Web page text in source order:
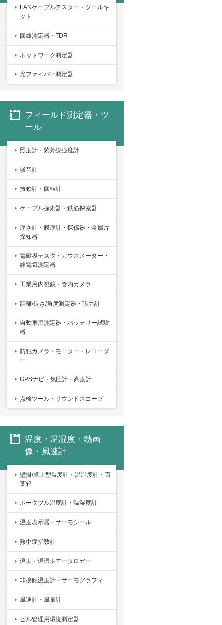
LANケーブルテスター・ツールキ
ット
回線測定器・TDR
ネットワーク測定器
光ファイバー測定器
フィールド測定器・ツ
ール
照度計・紫外線強度計
騒音計
振動計・回転計
ケーブル探索器・鉄筋探索器
厚さ計・膜厚計・探傷器・金属片
探知器
電磁界テスタ・ガウスメーター・
静電気測定器
工業用内視鏡・管内カメラ
距離/長さ/角度測定器・張力計
自動車用測定器・バッテリー試験
器
防犯カメラ・モニター・レコーダ
ー
GPSナビ・気圧計・高度計
点検ツール・サウンドスコープ
温度・温湿度・熱画
像・風速計
壁掛/卓上型温度計・温湿度計・百
葉箱
ポータブル温度計・温湿度計
温度表示器・サーモシール
熱中症指数計
温度・温湿度データロガー
非接触温度計・サーモグラフィ
風速計・風量計
ビル管理用環境測定器